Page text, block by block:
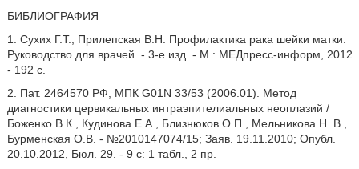
БИБЛИОГРАФИЯ
1. Сухих Г.Т., Прилепская В.Н. Профилактика рака шейки матки:
Руководство для врачей. - 3-е изд. - М.: МЕДпресс-информ, 2012.
- 192 с.
2. Пат. 2464570 РФ, МПК G01N 33/53 (2006.01). Метод
диагностики цервикальных интраэпителиальных неоплазий /
Боженко В.К., Кудинова Е.А., Близнюков О.П., Мельникова Н. В.,
Бурменская О.В. - №2010147074/15; Заяв. 19.11.2010; Опубл.
20.10.2012, Бюл. 29. - 9 с: 1 табл., 2 пр.